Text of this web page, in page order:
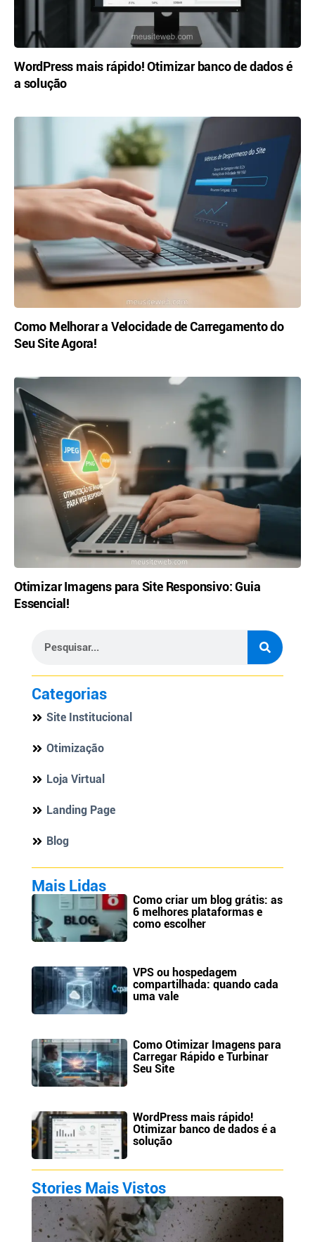
WordPress mais rápido! Otimizar banco de dados é
a solução
Como Melhorar a Velocidade de Carregamento do
Seu Site Agora!
Otimizar Imagens para Site Responsivo: Guia
Essencial!
Categorias
Site Institucional
Otimização
Loja Virtual
Landing Page
Blog
Mais Lidas
Como criar um blog grátis: as
6 melhores plataformas e
como escolher
VPS ou hospedagem
compartilhada: quando cada
uma vale
Como Otimizar Imagens para
Carregar Rápido e Turbinar
Seu Site
WordPress mais rápido!
Otimizar banco de dados é a
solução
Stories Mais Vistos